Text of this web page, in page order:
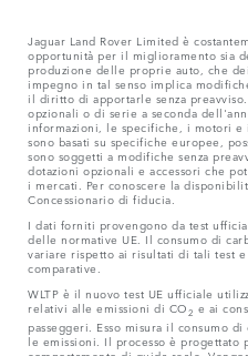
Jaguar Land Rover Limited è
opportunità per il miglioramento sia
produzione delle proprie auto, che
impegno in tal senso implica
il diritto di apportarle senza
opzionali o di serie a seconda
informazioni, le specifiche, i motori
sono basati su specifiche europee,
sono soggetti a modifiche senza
dotazioni opzionali e accessori che
i mercati. Per conoscere la
Concessionario di fiducia.
I dati forniti provengono da test
delle normative UE. Il consumo di
variare rispetto ai risultati di tali test
comparative.
WLTP è il nuovo test UE ufficiale
relativi alle emissioni di CO2 e ai
passeggeri. Esso misura il consumo
le emissioni. Il processo è